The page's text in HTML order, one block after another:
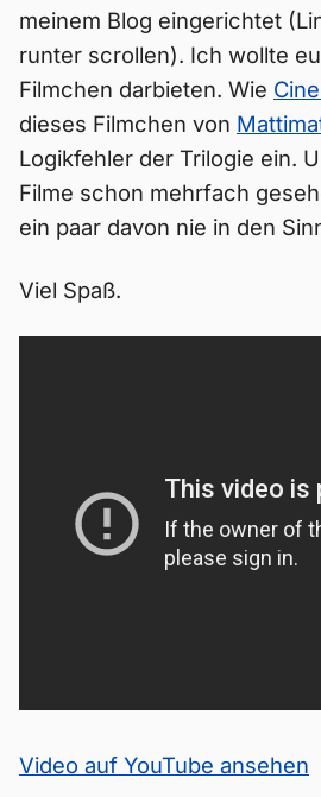
meinem Blog eingerichtet
runter scrollen). Ich wollte
Filmchen darbieten. Wie
dieses Filmchen von
Logikfehler der Trilogie ein.
Filme schon mehrfach
ein paar davon nie in den
Viel Spaß.
Video auf YouTube ansehen